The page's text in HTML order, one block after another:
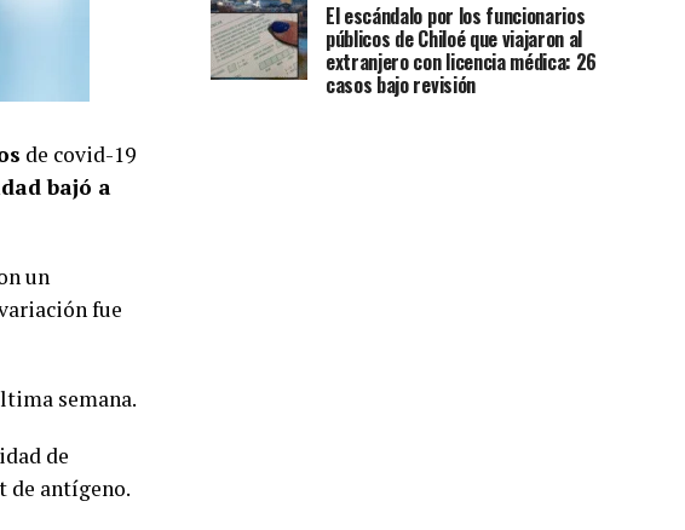
de covid-19
bajó a
un
fue
semana.
de
de antígeno.
El escándalo por los funcionarios
públicos de Chiloé que viajaron al
extranjero con licencia médica: 26
casos bajo revisión